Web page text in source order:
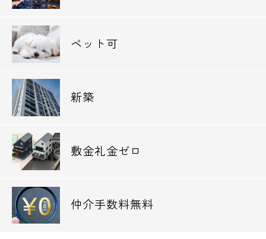
私立上智大学目白聖母キャンパス ・・・
■高校
私立海城高校 ・・・ 1,073m
■中学校
新宿区立落合中学校 ・・・ 480m
新宿区立新宿西戸山中学校 ・・・ 643m
■小学校
新宿区立戸塚第三小学校 ・・・ 153m
新宿区立落合第四小学校 ・・・ 453m
ペット可
新築
敷金礼金ゼロ
仲介手数料無料